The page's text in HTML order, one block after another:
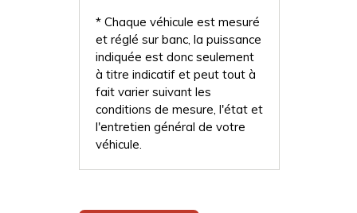
* Chaque véhicule est mesuré
et réglé sur banc, la puissance
indiquée est donc seulement
à titre indicatif et peut tout à
fait varier suivant les
conditions de mesure, l'état et
l'entretien général de votre
véhicule.